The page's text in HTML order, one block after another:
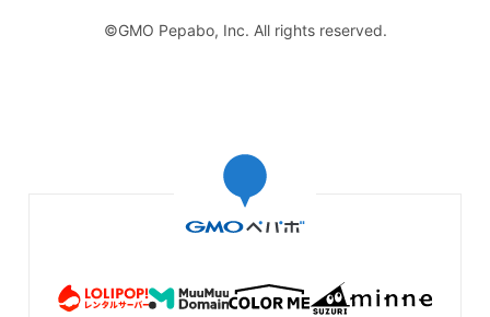
©GMO Pepabo, Inc. All rights reserved.